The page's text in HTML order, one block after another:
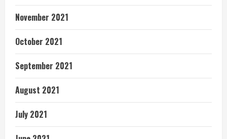
November 2021
October 2021
September 2021
August 2021
July 2021